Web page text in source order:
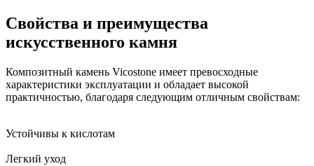
Свойства и преимущества
искусственного камня
Композитный камень Vicostone имеет превосходные
характеристики эксплуатации и обладает высокой
практичностью, благодаря следующим отличным свойствам:
Устойчивы к кислотам
Легкий уход